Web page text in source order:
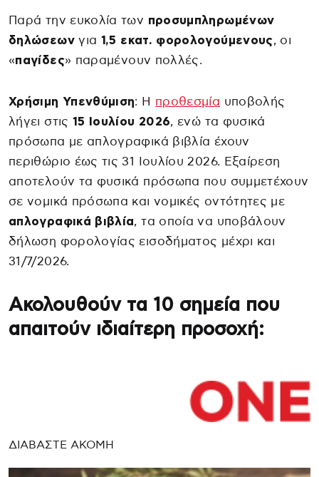
Παρά την ευκολία των προσυμπληρωμένων
δηλώσεωνγια 1,5 εκατ. φορολογούμενους, οι
«παγίδες» παραμένουν πολλές.
Χρήσιμη Υπενθύμιση: Η προθεσμία υποβολής
λήγει στις 15 Ιουλίου 2026, ενώ τα φυσικά
πρόσωπα με απλογραφικά βιβλία έχουν
περιθώριο έως τις 31 Ιουλίου 2026. Εξαίρεση
αποτελούν τα φυσικά πρόσωπα που συμμετέχουν
σε νομικά πρόσωπα και νομικές οντότητες με
απλογραφικά βιβλία, τα οποία να υποβάλουν
δήλωση φορολογίας εισοδήματος μέχρι και
31/7/2026.
Ακολουθούν τα 10 σημεία που
απαιτούν ιδιαίτερη προσοχή:
ΔΙΑΒΑΣΤΕ ΑΚΟΜΗ